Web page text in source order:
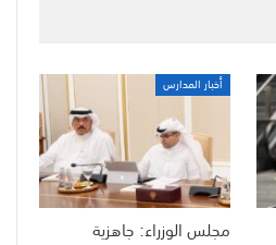
أخبار المدارس
مجلس الوزراء: جاهزية